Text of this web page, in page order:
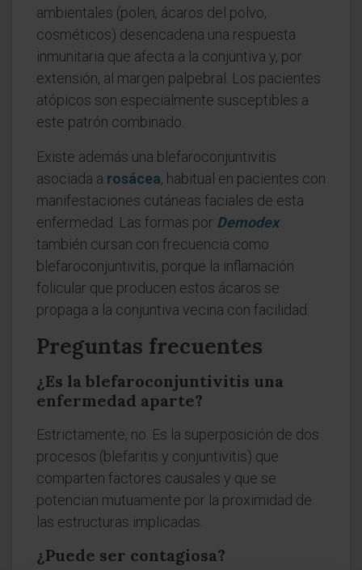
ambientales (polen, ácaros del polvo,
cosméticos) desencadena una respuesta
inmunitaria que afecta a la conjuntiva y, por
extensión, al margen palpebral. Los pacientes
atópicos son especialmente susceptibles a
este patrón combinado.
Existe además una blefaroconjuntivitis
asociada a rosácea, habitual en pacientes con
manifestaciones cutáneas faciales de esta
enfermedad. Las formas por Demodex
también cursan con frecuencia como
blefaroconjuntivitis, porque la inflamación
folicular que producen estos ácaros se
propaga a la conjuntiva vecina con facilidad.
Preguntas frecuentes
¿Es la blefaroconjuntivitis una
enfermedad aparte?
Estrictamente, no. Es la superposición de dos
procesos (blefaritis y conjuntivitis) que
comparten factores causales y que se
potencian mutuamente por la proximidad de
las estructuras implicadas.
¿Puede ser contagiosa?